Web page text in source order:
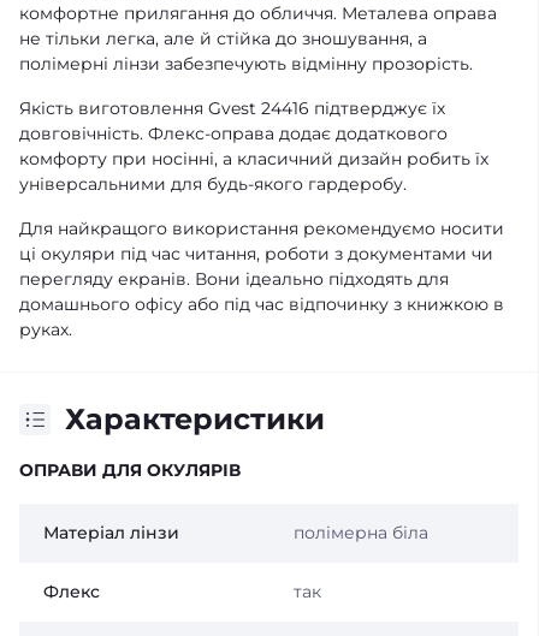
комфортне прилягання до обличчя. Металева оправа
не тільки легка, але й стійка до зношування, а
полімерні лінзи забезпечують відмінну прозорість.
Якість виготовлення Gvest 24416 підтверджує їх
довговічність. Флекс-оправа додає додаткового
комфорту при носінні, а класичний дизайн робить їх
універсальними для будь-якого гардеробу.
Для найкращого використання рекомендуємо носити
ці окуляри під час читання, роботи з документами чи
перегляду екранів. Вони ідеально підходять для
домашнього офісу або під час відпочинку з книжкою в
руках.
Характеристики
ОПРАВИ ДЛЯ ОКУЛЯРІВ
Матеріал лінзи полімерна біла
Флекс так